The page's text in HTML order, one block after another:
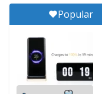
Popular